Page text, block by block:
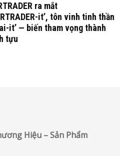
ra mắt
it’, tôn vinh tinh thần
it’ — biến tham vọng thành
tựu
Hiệu – Sản Phẩm